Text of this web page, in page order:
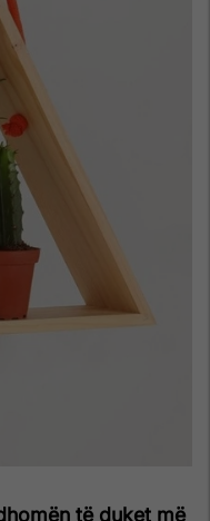
të duket më